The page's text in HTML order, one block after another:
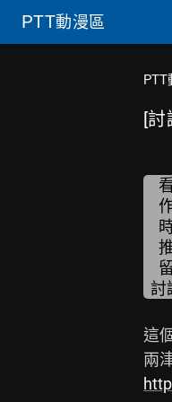
PTT動漫區
PTT
[
討
這